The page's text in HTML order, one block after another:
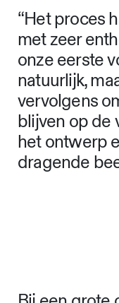
“Het proces
met zeer
onze eerste
natuurlijk,
vervolgens
blijven op de
het ontwerp
dragende